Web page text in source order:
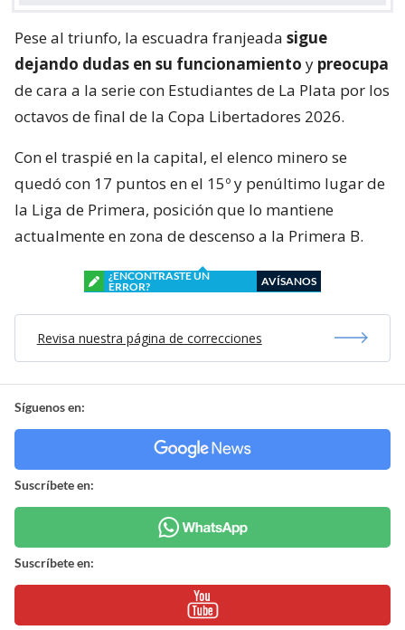
Pese al triunfo, la escuadra franjeada sigue
dejando dudas en su funcionamiento y preocupa
de cara a la serie con Estudiantes de La Plata por los
octavos de final de la Copa Libertadores 2026.
Con el traspié en la capital, el elenco minero se
quedó con 17 puntos en el 15º y penúltimo lugar de
la Liga de Primera, posición que lo mantiene
actualmente en zona de descenso a la Primera B.
¿ENCONTRASTE UN
ERROR?
AVÍSANOS
Revisa nuestra página de correcciones
Síguenos en:
Suscríbete en:
Suscríbete en: